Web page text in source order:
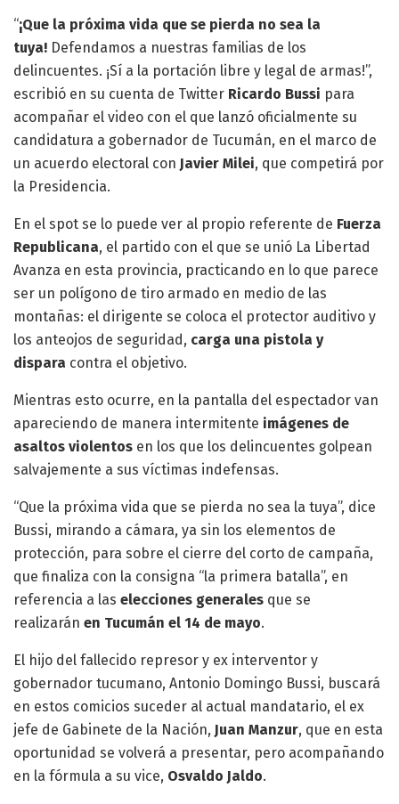
“¡Que la próxima vida que se pierda no sea la
tuya! Defendamos a nuestras familias de los
delincuentes. ¡Sí a la portación libre y legal de armas!”,
escribió en su cuenta de Twitter Ricardo Bussi para
acompañar el video con el que lanzó oficialmente su
candidatura a gobernador de Tucumán, en el marco de
un acuerdo electoral con Javier Milei, que competirá por
la Presidencia.
En el spot se lo puede ver al propio referente de Fuerza
Republicana, el partido con el que se unió La Libertad
Avanza en esta provincia, practicando en lo que parece
ser un polígono de tiro armado en medio de las
montañas: el dirigente se coloca el protector auditivo y
los anteojos de seguridad, carga una pistola y
dispara contra el objetivo.
Mientras esto ocurre, en la pantalla del espectador van
apareciendo de manera intermitente imágenes de
asaltos violentos en los que los delincuentes golpean
salvajemente a sus víctimas indefensas.
“Que la próxima vida que se pierda no sea la tuya”, dice
Bussi, mirando a cámara, ya sin los elementos de
protección, para sobre el cierre del corto de campaña,
que finaliza con la consigna “la primera batalla”, en
referencia a las elecciones generales que se
realizarán en Tucumán el 14 de mayo.
El hijo del fallecido represor y ex interventor y
gobernador tucumano, Antonio Domingo Bussi, buscará
en estos comicios suceder al actual mandatario, el ex
jefe de Gabinete de la Nación, Juan Manzur, que en esta
oportunidad se volverá a presentar, pero acompañando
en la fórmula a su vice, Osvaldo Jaldo.